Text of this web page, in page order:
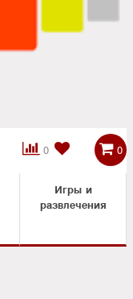
0

 0
Игры и
развлечения